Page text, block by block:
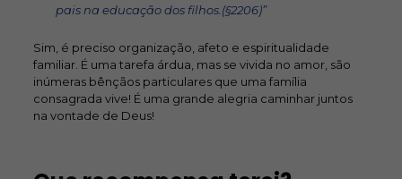
pais na educação dos filhos.(§2206)”
Sim, é preciso organização, afeto e espiritualidade
familiar. É uma tarefa árdua, mas se vivida no amor, são
inúmeras bênçãos particulares que uma família
consagrada vive! É uma grande alegria caminhar juntos
na vontade de Deus!